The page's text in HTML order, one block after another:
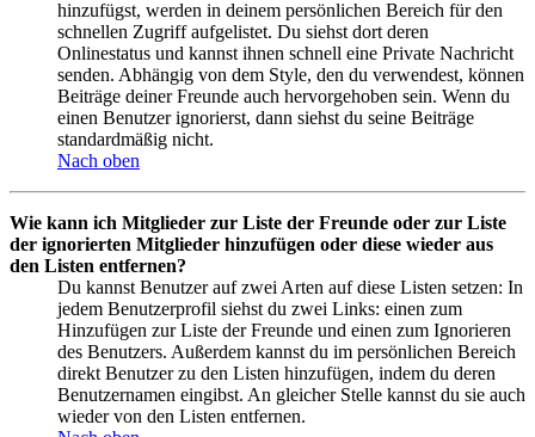
hinzufügst, werden in deinem persönlichen Bereich für den
schnellen Zugriff aufgelistet. Du siehst dort deren
Onlinestatus und kannst ihnen schnell eine Private Nachricht
senden. Abhängig von dem Style, den du verwendest, können
Beiträge deiner Freunde auch hervorgehoben sein. Wenn du
einen Benutzer ignorierst, dann siehst du seine Beiträge
standardmäßig nicht.
Nach oben
Wie kann ich Mitglieder zur Liste der Freunde oder zur Liste
der ignorierten Mitglieder hinzufügen oder diese wieder aus
den Listen entfernen?
Du kannst Benutzer auf zwei Arten auf diese Listen setzen: In
jedem Benutzerprofil siehst du zwei Links: einen zum
Hinzufügen zur Liste der Freunde und einen zum Ignorieren
des Benutzers. Außerdem kannst du im persönlichen Bereich
direkt Benutzer zu den Listen hinzufügen, indem du deren
Benutzernamen eingibst. An gleicher Stelle kannst du sie auch
wieder von den Listen entfernen.